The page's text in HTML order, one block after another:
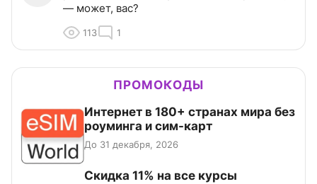
— может, вас?
113 1
ПРОМОКОДЫ
Интернет в 180+ странах мира без
роуминга и сим-карт
До 31 декабря, 2026
Скидка 11% на все курсы